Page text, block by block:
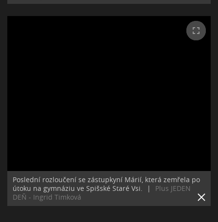
Poslední rozloučení se zástupkyní Márií, která zemřela po
útoku na gymnáziu ve Spišské Staré Vsi.
|
Plus JEDEN
DEŇ - Ingrid Timková